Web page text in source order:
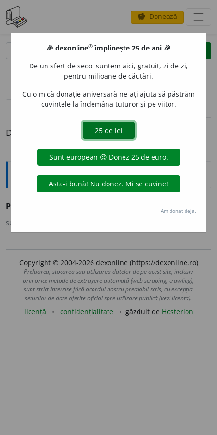
savings Donează
clear
opțiuni
definiții (1) pronunțievolume_up (50)
Definiția cu ID-ul 203771:
Sinonime
PROM
sursa:
Copyright © 2004-2026 dexonline (https://dexonline.ro)
Preluarea, stocarea sau utilizarea datelor de pe acest site, inclusiv
prin orice metode de extragere automată (web scraping, crawling),
sunt strict interzise fără acordul nostru prealabil scris, cu excepția
seturilor de date oferite oficial spre utilizare publică (vezi licența).
licență confidențialitate găzduit de Hosterion
🎉 dexonline® împlinește 25 de ani 🎉
De un sfert de secol suntem aici, gratuit, zi de zi,
pentru milioane de căutări.
Cu o mică donație aniversară ne-ați ajuta să păstrăm
cuvintele la îndemâna tuturor și pe viitor.
Am donat deja.